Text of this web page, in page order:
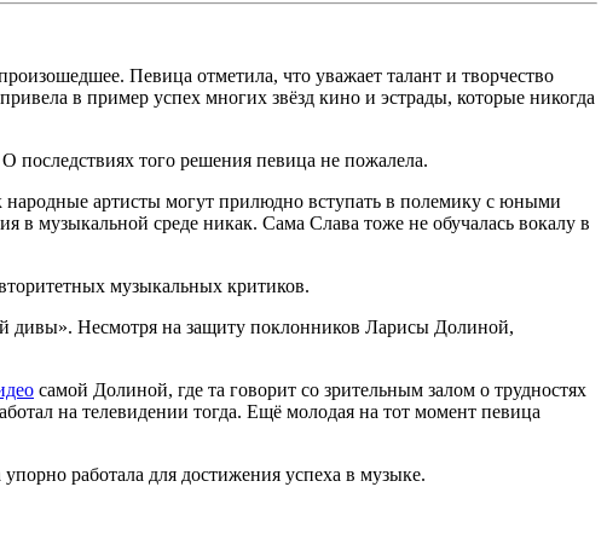
Певица отметила, что уважает талант и творчество
в пример успех многих звёзд кино и эстрады, которые никогда
того решения певица не пожалела.
народные артисты могут прилюдно вступать в полемику с юными
в музыкальной среде никак. Сама Слава тоже не обучалась вокалу в
музыкальных критиков.
дивы». Несмотря на защиту поклонников Ларисы Долиной,
самой Долиной, где та говорит со зрительным залом о трудностях
на телевидении тогда. Ещё молодая на тот момент певица
работала для достижения успеха в музыке.